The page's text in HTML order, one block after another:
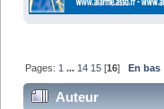
Pages: 1 ... 14 15 [16] En bas
Auteur